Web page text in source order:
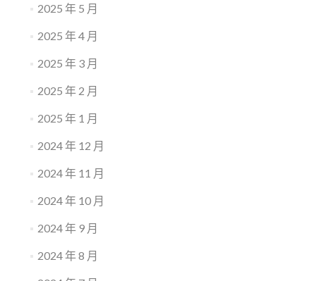
2025 年 5 月
2025 年 4 月
2025 年 3 月
2025 年 2 月
2025 年 1 月
2024 年 12 月
2024 年 11 月
2024 年 10 月
2024 年 9 月
2024 年 8 月